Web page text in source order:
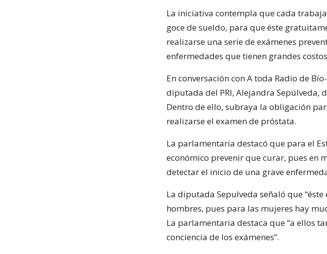
La iniciativa contempla que cada
goce de sueldo, para que éste
realizarse una serie de exámenes
enfermedades que tienen grandes
En conversación con A toda Radio de
diputada del PRI, Alejandra Sepúlveda,
Dentro de ello, subraya la obligación
realizarse el examen de próstata.
La parlamentaria destacó que para el
económico prevenir que curar, pues en
detectar el inicio de una grave
La diputada Sepulveda señaló que
hombres, pues para las mujeres hay
La parlamentaria destaca que “a ellos
conciencia de los exámenes”.